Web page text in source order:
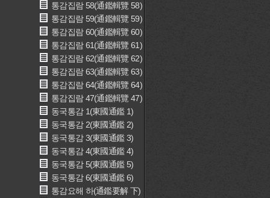
통감집람 58(通鑑輯覽 58)
통감집람 59(通鑑輯覽 59)
통감집람 60(通鑑輯覽 60)
통감집람 61(通鑑輯覽 61)
통감집람 62(通鑑輯覽 62)
통감집람 63(通鑑輯覽 63)
통감집람 64(通鑑輯覽 64)
통감집람 47(通鑑輯覽 47)
동국통감 1(東國通鑑 1)
동국통감 2(東國通鑑 2)
동국통감 3(東國通鑑 3)
동국통감 4(東國通鑑 4)
동국통감 5(東國通鑑 5)
동국통감 6(東國通鑑 6)
통감요해 하(通鑑要解 下)